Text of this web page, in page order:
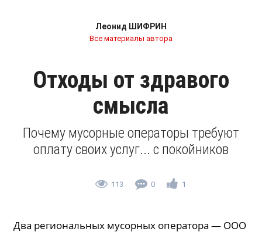
Леонид ШИФРИН
Все материалы автора
Отходы от здравого
смысла
Почему мусорные операторы требуют
оплату своих услуг... с покойников
113 0 1
Два региональных мусорных оператора — ООО